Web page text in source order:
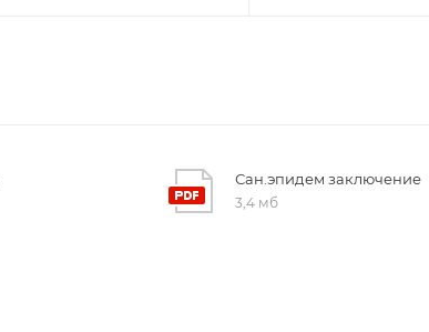
Сан.эпидем заключение
3,4 мб